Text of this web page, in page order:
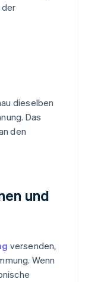
dieselben
Das
den
und
versenden,
Wenn